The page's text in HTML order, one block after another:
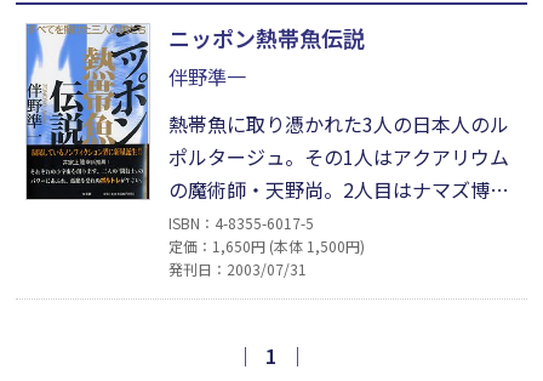
ニッポン熱帯魚伝説
伴野準一
熱帯魚に取り憑かれた3人の日本人のル
ポルタージュ。その1人はアクアリウム
の魔術師・天野尚。2人目はナマズ博
士・松坂實。そして3人目は天皇に進講
したブリーダー・東博司。人生の本質に
鋭く迫る傑作ノンフィクション!!
ISBN：4-8355-6017-5
定価：1,650円 (本体 1,500円)
発刊日：2003/07/31
｜ 1 ｜